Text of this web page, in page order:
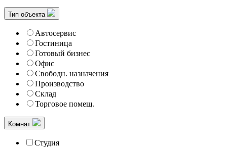
Тип объекта
Автосервис
Гостиница
Готовый бизнес
Офис
Свободн. назначения
Производство
Склад
Торговое помещ.
Комнат
Студия